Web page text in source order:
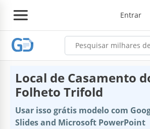
Entrar
Local de Casamento
Folheto Trifold
Usar isso grátis modelo com
Slides and Microsoft PowerPoint